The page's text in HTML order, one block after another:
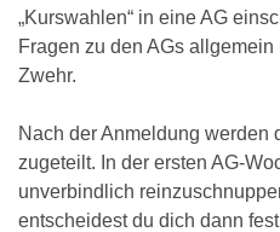
„Kurswahlen“ in eine AG
Fragen zu den AGs
Zwehr.
Nach der Anmeldung werden
zugeteilt. In der ersten AG-
unverbindlich
entscheidest du dich dann